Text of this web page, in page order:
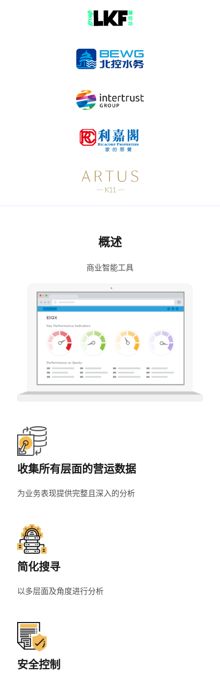
概述
商业智能工具
收集所有层面的营运数据
为业务表现提供完整且深入的分析
简化搜寻
以多层面及角度进行分析
安全控制